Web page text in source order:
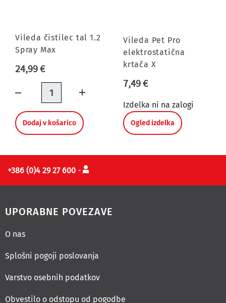
Vileda čistilec tal 1.2
Spray Max
24,99 €
Količina
Dodaj v košarico
Vileda Pet Pro
elektrostatična
krtača X
7,49 €
Izdelka ni na zalogi
Ogled izdelka
+386 (0)4 29 27 600 -
UPORABNE POVEZAVE
O nas
Splošni pogoji poslovanja
Varstvo osebnih podatkov
Obvestilo o odstopu od pogodbe